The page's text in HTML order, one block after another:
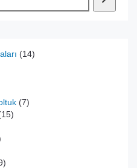
1414
77
1515
19